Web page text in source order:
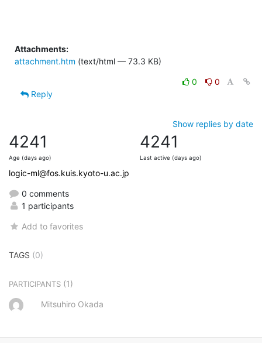
Attachments:
attachment.htm (text/html — 73.3 KB)
0
0
Reply
Show replies by date
4241
Age (days ago)
4241
Last active (days ago)
logic-ml@fos.kuis.kyoto-u.ac.jp
0 comments
1 participants
Add to favorites
TAGS (0)
PARTICIPANTS (1)
Mitsuhiro Okada